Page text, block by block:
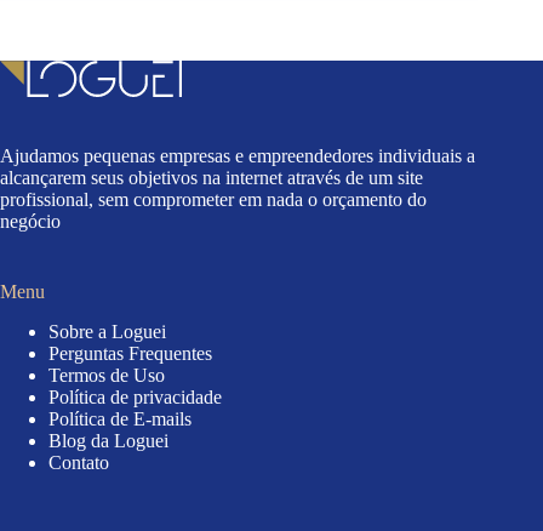
Ajudamos pequenas empresas e empreendedores individuais a
alcançarem seus objetivos na internet através de um site
profissional, sem comprometer em nada o orçamento do
negócio
Menu
Sobre a Loguei
Perguntas Frequentes
Termos de Uso
Política de privacidade
Política de E-mails
Blog da Loguei
Contato